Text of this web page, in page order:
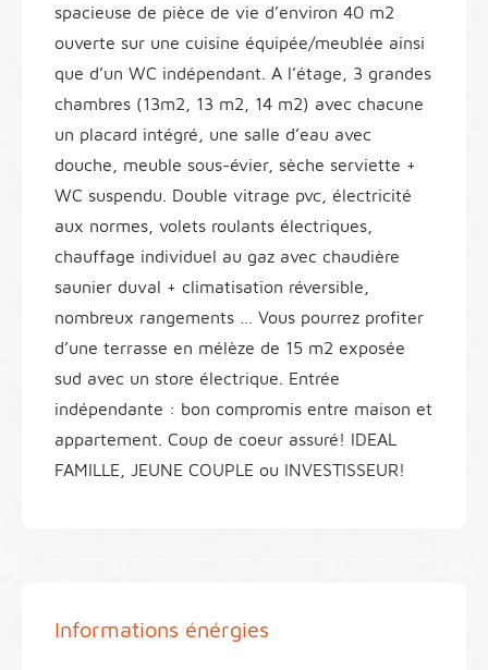
spacieuse de pièce de vie d’environ 40 m2
ouverte sur une cuisine équipée/meublée ainsi
que d’un WC indépendant. A l’étage, 3 grandes
chambres (13m2, 13 m2, 14 m2) avec chacune
un placard intégré, une salle d’eau avec
douche, meuble sous-évier, sèche serviette +
WC suspendu. Double vitrage pvc, électricité
aux normes, volets roulants électriques,
chauffage individuel au gaz avec chaudière
saunier duval + climatisation réversible,
nombreux rangements … Vous pourrez profiter
d’une terrasse en mélèze de 15 m2 exposée
sud avec un store électrique. Entrée
indépendante : bon compromis entre maison et
appartement. Coup de coeur assuré! IDEAL
FAMILLE, JEUNE COUPLE ou INVESTISSEUR!
Informations énérgies